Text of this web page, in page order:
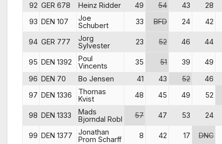
92 GER 678 Heinz Ridder 49 54 43
28
93 DEN 107
Joe
Schubert
33 BFD 24 42
94 GER 777
Jorg
Sylvester
23 52 46 44
95 DEN 1392
Poul
Vincents
35 51 39
49
96 DEN 70 Bo Jensen 41 43 52
46
97 DEN 1336
Thomas
Kvist
48 45 49 52
98 DEN 1333
Mads
Bjorndal Robl
57 47 53 24
99 DEN 1377
Jonathan
Prom Scharff
8 42 17
DNC